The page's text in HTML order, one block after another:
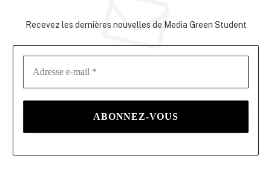
Recevez les dernières nouvelles de Media Green Student